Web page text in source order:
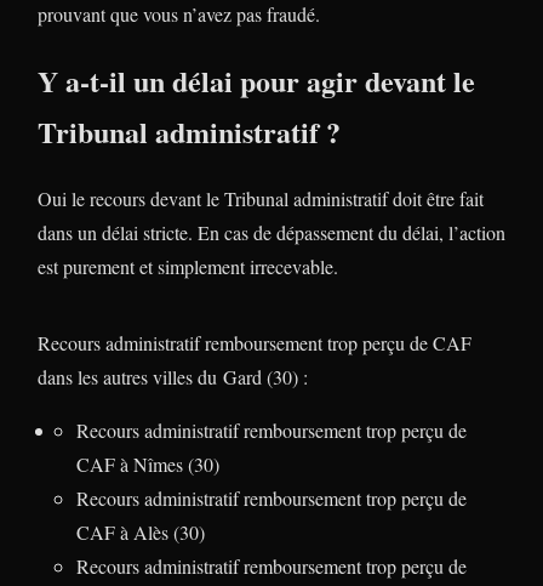
prouvant que vous n’avez pas fraudé.
Y a-t-il un délai pour agir devant le
Tribunal administratif ?
Oui le recours devant le Tribunal administratif doit être fait
dans un délai stricte. En cas de dépassement du délai, l’action
est purement et simplement irrecevable.
Recours administratif remboursement trop perçu de CAF
dans les autres villes du Gard (30) :
Recours administratif remboursement trop perçu de
CAF à Nîmes (30)
Recours administratif remboursement trop perçu de
CAF à Alès (30)
Recours administratif remboursement trop perçu de